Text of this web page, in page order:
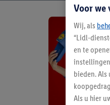
Voor we
Wij, als
“Lidl-
en te
bieden. Als
Als u hier